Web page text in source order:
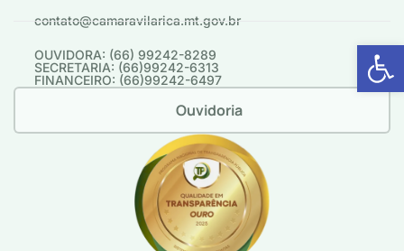
Abrir
contato@camaravilarica.mt.gov.br
OUVIDORA: (66) 99242-8289
SECRETARIA: (66)99242-6313
FINANCEIRO: (66)99242-6497
Ouvidoria